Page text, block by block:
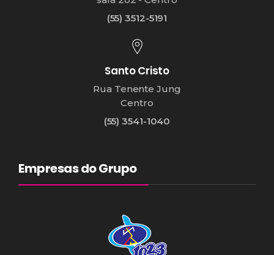
(55) 3512-5191
Santo Cristo
Rua Tenente Jung
Centro
(55) 3541-1040
Empresas do Grupo